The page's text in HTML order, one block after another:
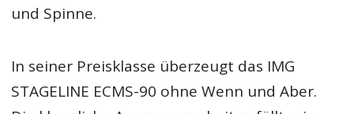
und Spinne.
In seiner Preisklasse überzeugt das IMG
STAGELINE ECMS-90 ohne Wenn und Aber.